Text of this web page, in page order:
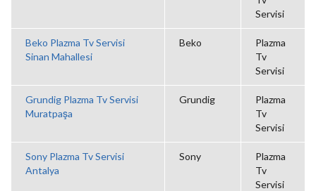
Servisi
Beko Plazma Tv Servisi
Sinan Mahallesi
Beko
Plazma
Tv
Servisi
Grundig Plazma Tv Servisi
Muratpaşa
Grundig
Plazma
Tv
Servisi
Sony Plazma Tv Servisi
Antalya
Sony
Plazma
Tv
Servisi